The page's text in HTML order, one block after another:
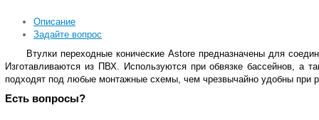
Описание
Задайте вопрос
Втулки переходные конические Astore предназначены для
Изготавливаются из ПВХ. Используются при обвязке бассейнов, а
подходят под любые монтажные схемы, чем чрезвычайно удобны при
Есть вопросы?